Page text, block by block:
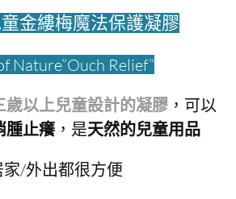
金縷梅魔法保護凝膠
Nature”Ouch Relief”
歲以上兒童設計的凝膠 ，可以
腫止癢，是天然的兒童用品
家/外出都很方便